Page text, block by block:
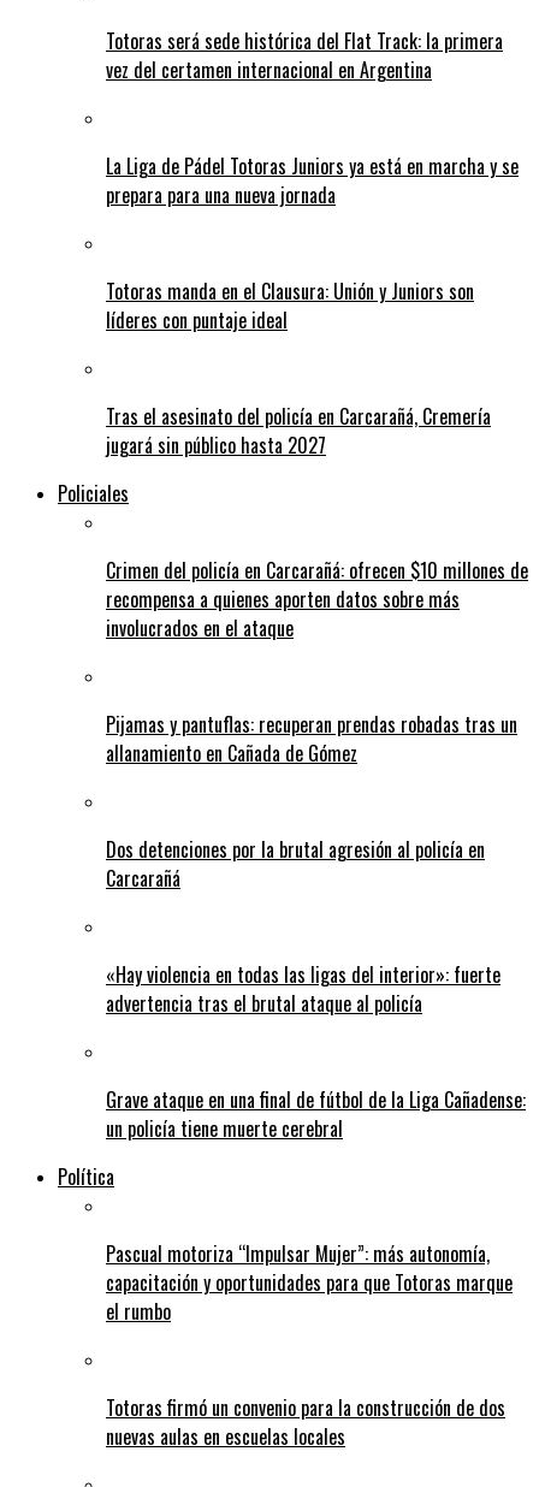
Totoras será sede histórica del Flat Track: la primera
vez del certamen internacional en Argentina
La Liga de Pádel Totoras Juniors ya está en marcha y se
prepara para una nueva jornada
Totoras manda en el Clausura: Unión y Juniors son
líderes con puntaje ideal
Tras el asesinato del policía en Carcarañá, Cremería
jugará sin público hasta 2027
Policiales
Crimen del policía en Carcarañá: ofrecen $10 millones de
recompensa a quienes aporten datos sobre más
involucrados en el ataque
Pijamas y pantuflas: recuperan prendas robadas tras un
allanamiento en Cañada de Gómez
Dos detenciones por la brutal agresión al policía en
Carcarañá
«Hay violencia en todas las ligas del interior»: fuerte
advertencia tras el brutal ataque al policía
Grave ataque en una final de fútbol de la Liga Cañadense:
un policía tiene muerte cerebral
Política
Pascual motoriza “Impulsar Mujer”: más autonomía,
capacitación y oportunidades para que Totoras marque
el rumbo
Totoras firmó un convenio para la construcción de dos
nuevas aulas en escuelas locales